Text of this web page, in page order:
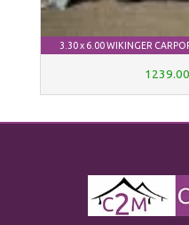
3.30 x 6.00 WIKINGER